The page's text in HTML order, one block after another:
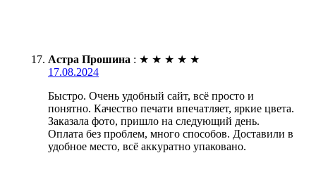
Астра Прошина : ★ ★ ★ ★ ★
17.08.2024
Быстро. Очень удобный сайт, всё просто и
понятно. Качество печати впечатляет, яркие цвета.
Заказала фото, пришло на следующий день.
Оплата без проблем, много способов. Доставили в
удобное место, всё аккуратно упаковано.